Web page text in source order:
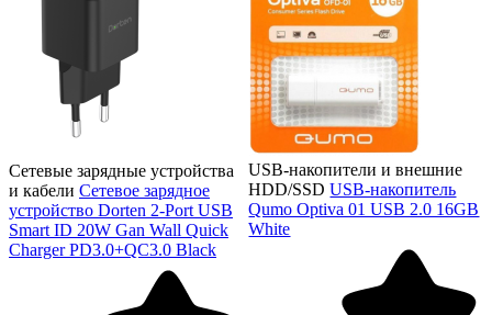
Сетевые зарядные устройства
и кабели Сетевое зарядное
устройство Dorten 2-Port USB
Smart ID 20W Gan Wall Quick
Charger PD3.0+QC3.0 Black
USB-накопители и внешние
HDD/SSD USB-накопитель
Qumo Optiva 01 USB 2.0 16GB
White